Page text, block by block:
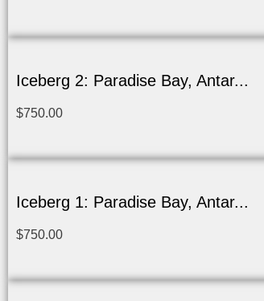
Iceberg 2: Paradise Bay, Antar...
$750.00
Iceberg 1: Paradise Bay, Antar...
$750.00